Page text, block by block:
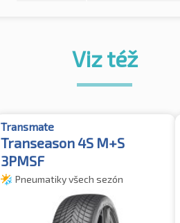
Viz též
Transmate
Transeason 4S M+S
3PMSF
Pneumatiky všech sezón